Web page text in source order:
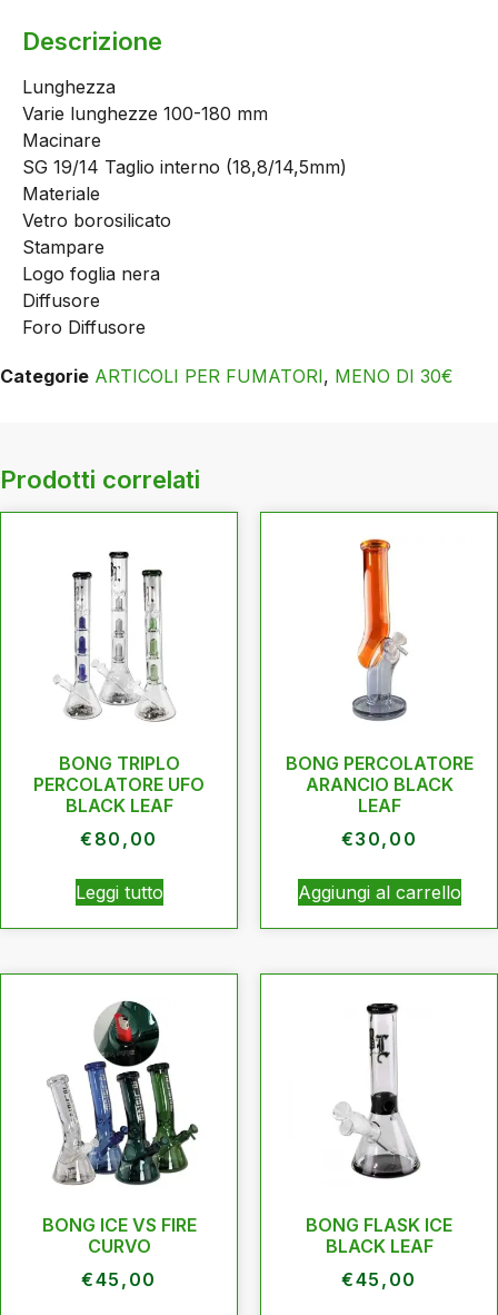
Descrizione
Lunghezza
Varie lunghezze 100-180 mm
Macinare
SG 19/14 Taglio interno (18,8/14,5mm)
Materiale
Vetro borosilicato
Stampare
Logo foglia nera
Diffusore
Foro Diffusore
Categorie ARTICOLI PER FUMATORI, MENO DI 30€
Prodotti correlati
BONG TRIPLO
PERCOLATORE UFO
BLACK LEAF
€ 80,00
Leggi tutto
BONG PERCOLATORE
ARANCIO BLACK
LEAF
€30,00
Aggiungi al carrello
BONG ICE VS FIRE
CURVO
€45,00
BONG FLASK ICE
BLACK LEAF
€45,00